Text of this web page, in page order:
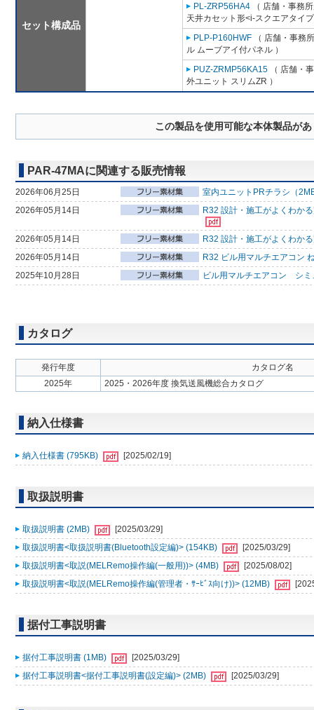
セット構成品
PL-ZRP56HA4 （ 店舗・事務
天井カセット形<i-スクエアタイ
PLP-P160HWF （ 店舗・事務
ル ムーブアイ付パネル ）
PUZ-ZRMP56KA15 （ 店舗・
外ユニット スリムZR ）
この製品を使用可能な本体製品が
PAR-47MAに関連する販売情報
2026年06月25日
室内ユニットPRチラシ（
2026年05月14日
R32 設計・施工がよくわか
2026年05月14日
R32 設計・施工がよくわか
2026年05月14日
R32 ビル用マルチエアコン
2025年10月28日
ビル用マルチエアコン シミ
カタログ
発行年度
カタログ名
2025年
2025・2026年度 換気送風機総合カタログ
納入仕様書
納入仕様書 (795KB) [2025/02/19]
取扱説明書
取扱説明書 (2MB)
[2025/03/29]
取扱説明書<取扱説明書(Bluetooth設定編)> (154KB)
[2025/03/29]
取扱説明書<取説(MELRemo操作編(一般用))> (4MB)
[2025/08/02]
取扱説明書<取説(MELRemo操作編(管理者・ｻｰﾋﾞｽ向け))> (12MB)
据付工事説明書
据付工事説明書 (1MB)
[2025/03/29]
据付工事説明書<据付工事説明書(設定編)> (2MB)
[2025/03/29]